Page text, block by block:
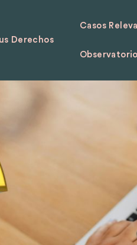
Derechos
Casos